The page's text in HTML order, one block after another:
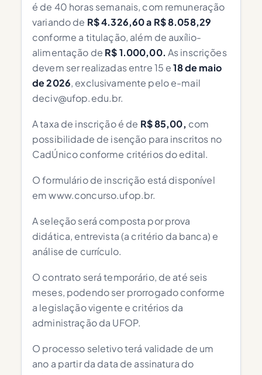
é de 40 horas semanais, com remuneração
variando de R$ 4.326,60 a R$ 8.058,29
conforme a titulação, além de auxílio-
alimentação de R$ 1.000,00. As inscrições
devem ser realizadas entre 15 e18 de maio
de 2026, exclusivamente pelo e-mail
deciv@ufop.edu.br.
A taxa de inscrição é de R$ 85,00, com
possibilidade de isenção para inscritos no
CadÚnico conforme critérios do edital.
O formulário de inscrição está disponível
em www.concurso.ufop.br.
A seleção será composta por prova
didática, entrevista (a critério da banca) e
análise de currículo.
O contrato será temporário, de até seis
meses, podendo ser prorrogado conforme
a legislação vigente e critérios da
administração da UFOP.
O processo seletivo terá validade de um
ano a partir da data de assinatura do